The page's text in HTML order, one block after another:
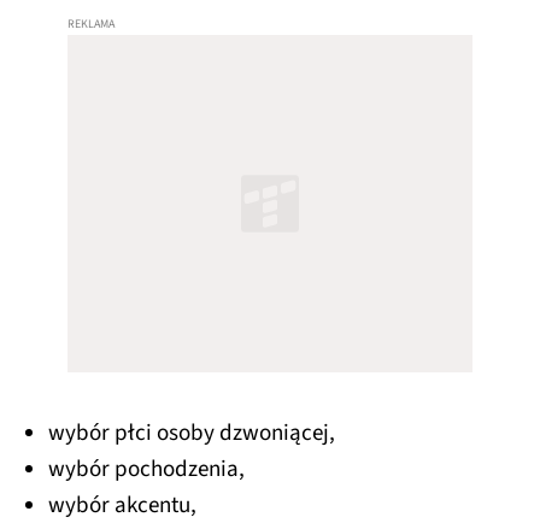
wybór płci osoby dzwoniącej,
wybór pochodzenia,
wybór akcentu,